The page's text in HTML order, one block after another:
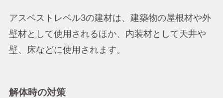
アスベストレベル3の建材は、建築物の屋根材や外
壁材として使用されるほか、内装材として天井や
壁、床などに使用されます。
解体時の対策